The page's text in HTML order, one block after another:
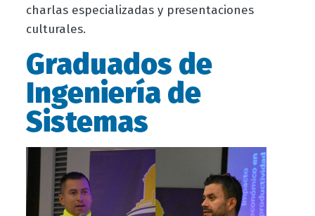
charlas especializadas y presentaciones
culturales.
Graduados de
Ingeniería de
Sistemas